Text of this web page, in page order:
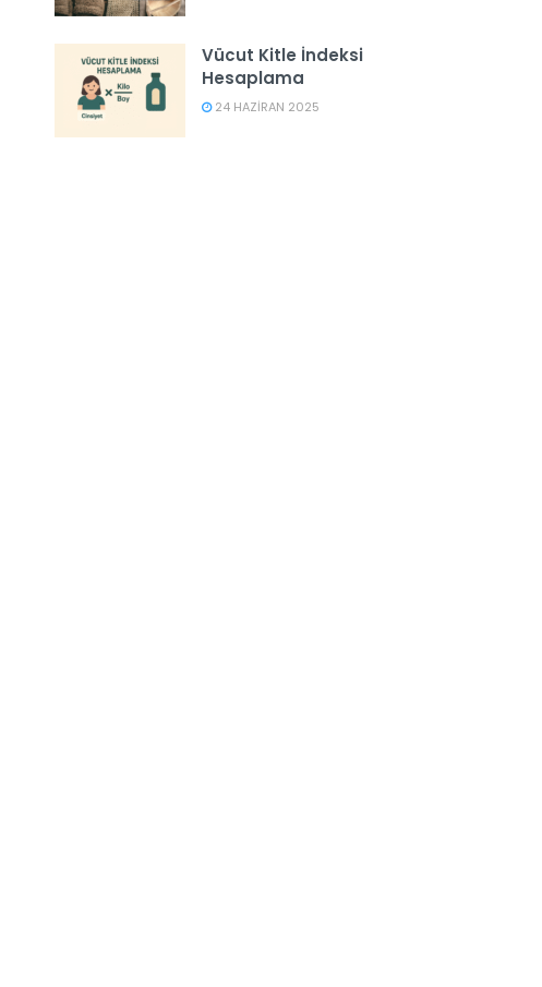
Vücut Kitle İndeksi
Hesaplama
24 HAZIRAN 2025